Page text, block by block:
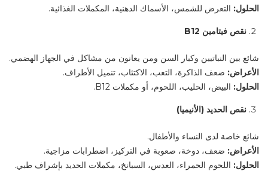
الحلول: التعرض للشمس، الأسماك الدهنية، المكملات الغذائية.
نقص فيتامين
شائع بين النباتيين وكبار السن ومن يعانون من مشاكل في الجهاز الهضمي.
الأعراض: ضعف الذاكرة، التعب، الاكتئاب، تنميل الأطراف.
الحلول: البيض، الحليب، اللحوم، أو مكملات
نقص الحديد (الأنيميا)
شائع خاصة لدى النساء والأطفال.
الأعراض: ضعف، دوخة، صعوبة في التركيز، اضطرابات مزاجية.
الحلول: اللحوم الحمراء، العدس، السبانخ، مكملات الحديد بإشراف طبي.